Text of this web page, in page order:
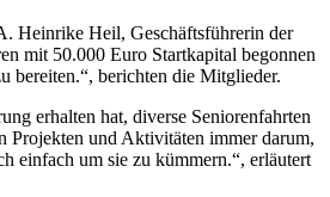
Heinrike Heil, Geschäftsführerin der
mit 50.000 Euro Startkapital begonnen
bereiten.“, berichten die Mitglieder.
erhalten hat, diverse Seniorenfahrten
Projekten und Aktivitäten immer darum,
einfach um sie zu kümmern.“, erläutert